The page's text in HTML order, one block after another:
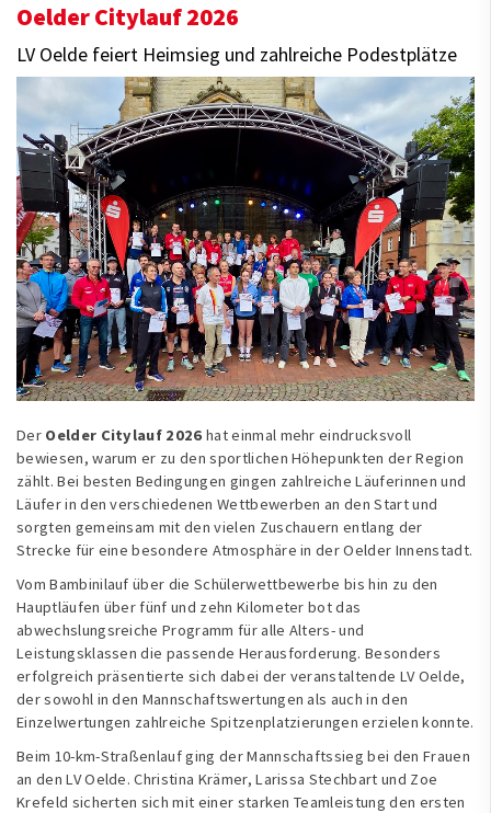
Oelder Citylauf 2026
LV Oelde feiert Heimsieg und zahlreiche Podestplätze
Der Oelder Citylauf 2026 hat einmal mehr eindrucksvoll
bewiesen, warum er zu den sportlichen Höhepunkten der Region
zählt. Bei besten Bedingungen gingen zahlreiche Läuferinnen und
Läufer in den verschiedenen Wettbewerben an den Start und
sorgten gemeinsam mit den vielen Zuschauern entlang der
Strecke für eine besondere Atmosphäre in der Oelder Innenstadt.
Vom Bambinilauf über die Schülerwettbewerbe bis hin zu den
Hauptläufen über fünf und zehn Kilometer bot das
abwechslungsreiche Programm für alle Alters- und
Leistungsklassen die passende Herausforderung. Besonders
erfolgreich präsentierte sich dabei der veranstaltende LV Oelde,
der sowohl in den Mannschaftswertungen als auch in den
Einzelwertungen zahlreiche Spitzenplatzierungen erzielen konnte.
Beim 10-km-Straßenlauf ging der Mannschaftssieg bei den Frauen
an den LV Oelde. Christina Krämer, Larissa Stechbart und Zoe
Krefeld sicherten sich mit einer starken Teamleistung den ersten